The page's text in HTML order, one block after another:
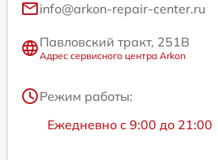
info@arkon-repair-center.ru
Павловский тракт, 251В
Адрес сервисного центра Arkon
Режим работы:
Ежедневно с 9:00 до 21:00